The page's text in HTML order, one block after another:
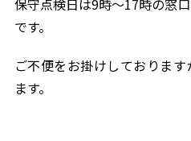
保守点検日は9時～17時の窓
です。
ご不便をお掛けしておりま
ます。